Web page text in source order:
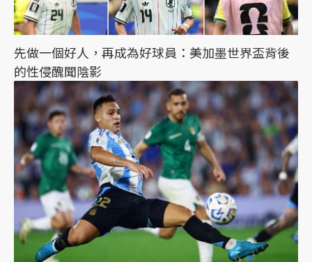
先做一個好人，再成為好球員：美加墨世界盃背後
的性侵醜聞陰影